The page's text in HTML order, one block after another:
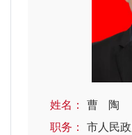
姓名： 曹 陶
职务： 市人民